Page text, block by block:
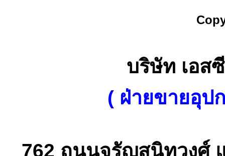
บริษัท เอส
( ฝ่ายขายอุป
762 ถนนจรัญสนิทวงศ์